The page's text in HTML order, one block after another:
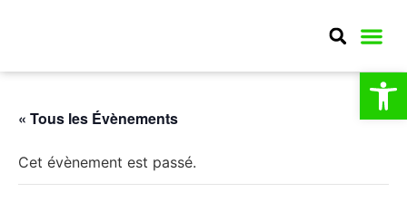
« Tous les Évènements
Cet évènement est passé.